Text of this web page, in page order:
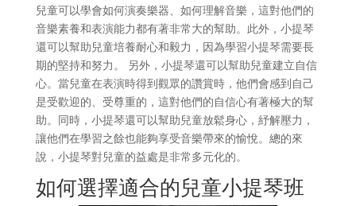
兒童可以學會如何演奏樂器、如何理解音樂，這對他們的
音樂素養和表演能力都有著非常大的幫助。此外，小提琴
還可以幫助兒童培養耐心和毅力，因為學習小提琴需要長
期的堅持和努力。 另外，小提琴還可以幫助兒童建立自信
心。當兒童在表演時得到觀眾的讚賞時，他們會感到自己
是受歡迎的、受尊重的，這對他們的自信心有著極大的幫
助。同時，小提琴還可以幫助兒童放鬆身心，紓解壓力，
讓他們在學習之餘也能夠享受音樂帶來的愉悅。總的來
說，小提琴對兒童的益處是非常多元化的。
如何選擇適合的兒童小提琴班